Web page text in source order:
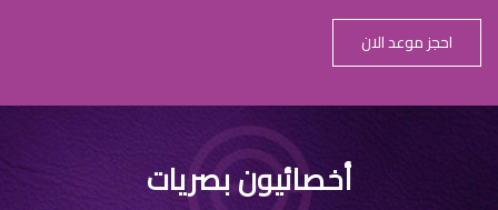
احجز موعد الان
أخصائيون بصريات